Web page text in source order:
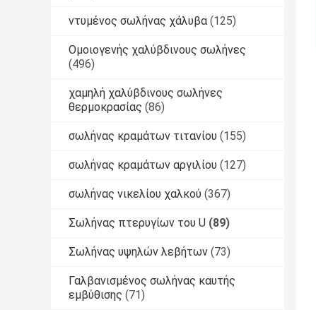
ντυμένος σωλήνας χάλυβα (125)
Ομοιογενής χαλύβδινους σωλήνες
(496)
χαμηλή χαλύβδινους σωλήνες
θερμοκρασίας (86)
σωλήνας κραμάτων τιτανίου (155)
σωλήνας κραμάτων αργιλίου (127)
σωλήνας νικελίου χαλκού (367)
Σωλήνας πτερυγίων του U (89)
Σωλήνας υψηλών λεβήτων (73)
Γαλβανισμένος σωλήνας καυτής
εμβύθισης (71)